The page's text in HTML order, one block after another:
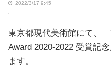
2022/3/17 9:45
東京都現代美術館にて、
Award 2020-2022 受賞記
ます。